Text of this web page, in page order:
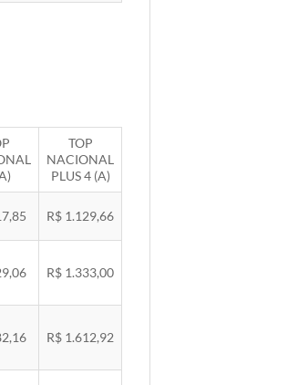
TOP
NACIONAL
PLUS 4 (A)
R$ 1.129,66
R$ 1.333,00
R$ 1.612,92